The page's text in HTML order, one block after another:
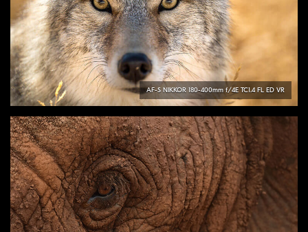
AF-S NIKKOR180-400mm f/4E TC1.4 FL ED VR